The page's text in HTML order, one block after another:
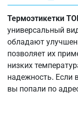
Термоэтикетки
универсальный
обладают
позволяет их
низких
надежность. Если
вы попали по